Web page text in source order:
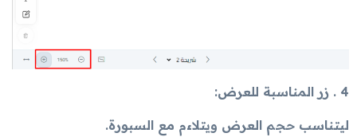
4 . زر المناسبة للعرض:
ليتناسب حجم العرض ويتلاءم مع السبورة.